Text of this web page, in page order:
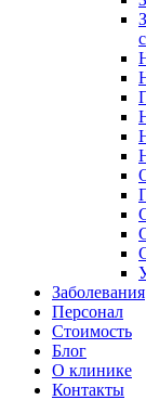
Заболевания
Персонал
Стоимость
Блог
О клинике
Контакты